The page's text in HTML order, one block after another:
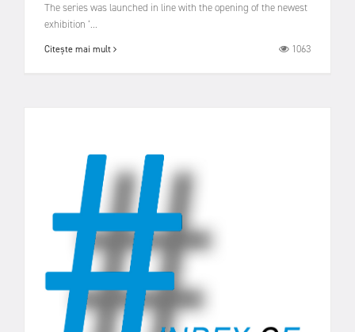
The series was launched in line with the opening of the newest
exhibition ‘...
Citește mai mult 1063